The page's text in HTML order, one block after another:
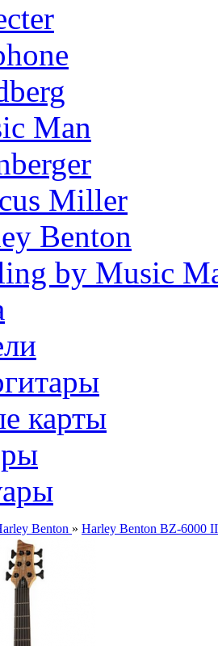
Man
Miller
Benton
by Music
карты
Benton » Harley Benton BZ-6000